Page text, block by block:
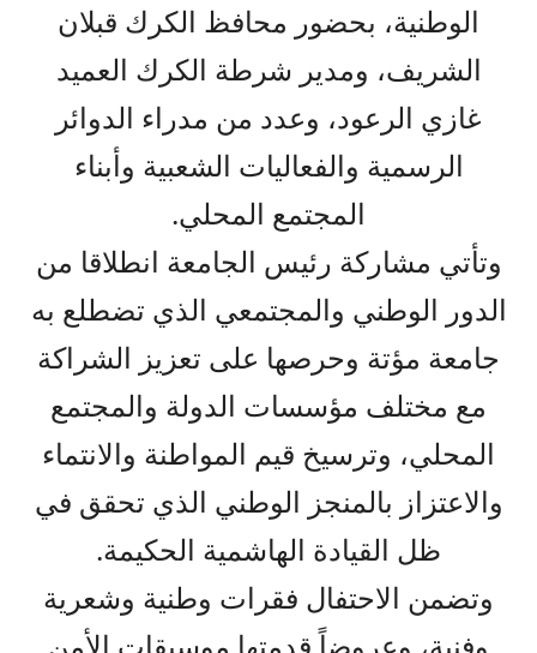
الوطنية، بحضور محافظ الكرك قبلان
الشريف، ومدير شرطة الكرك العميد
غازي الرعود، وعدد من مدراء الدوائر
الرسمية والفعاليات الشعبية وأبناء
المجتمع المحلي.
وتأتي مشاركة رئيس الجامعة انطلاقا من
الدور الوطني والمجتمعي الذي تضطلع به
جامعة مؤتة وحرصها على تعزيز الشراكة
مع مختلف مؤسسات الدولة والمجتمع
المحلي، وترسيخ قيم المواطنة والانتماء
والاعتزاز بالمنجز الوطني الذي تحقق في
ظل القيادة الهاشمية الحكيمة.
وتضمن الاحتفال فقرات وطنية وشعرية